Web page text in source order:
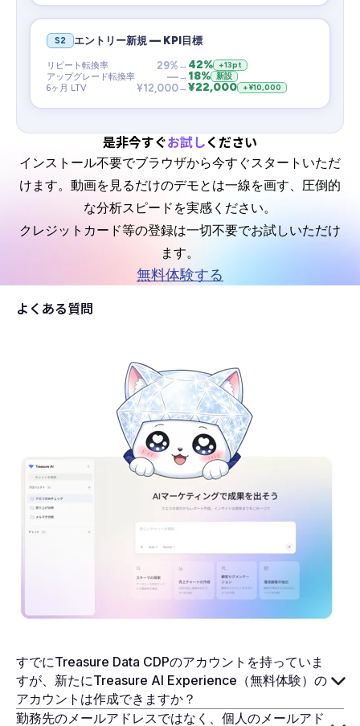
S2 エントリー新規 — KPI目標
リピート転換率 29% → 42%
+13pt
アップグレード転換率
—→ 18% 新設
6ヶ月 LTV
¥12,000→¥22,000 +¥10,000
是非今すぐお試しください
インストール不要でブラウザから今すぐスタートいただ
けます。動画を見るだけのデモとは一線を画す、圧倒的
な分析スピードを実感ください。
クレジットカード等の登録は一切不要でお試しいただけ
ます。
無料体験する
よくある質問
すでにTreasure Data CDPのアカウントを持っていま
すが、新たにTreasure AI Experience（無料体験）の
アカウントは作成できますか？
勤務先のメールアドレスではなく、個人のメールアド